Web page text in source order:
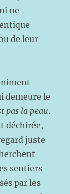
ne
de leur
demeure le
pas la peau.
déchirée,
juste
sentiers
par les